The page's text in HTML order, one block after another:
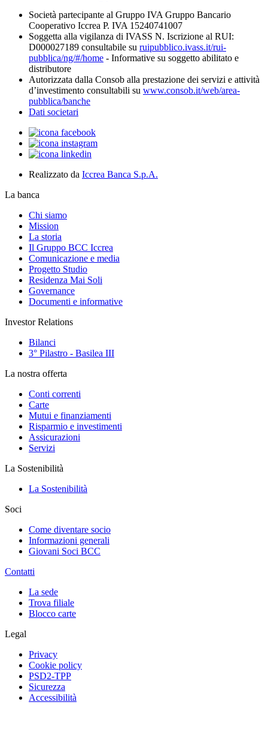
Società partecipante al Gruppo IVA Gruppo Bancario
Cooperativo Iccrea P. IVA 15240741007
Soggetta alla vigilanza di IVASS N. Iscrizione al RUI:
D000027189 consultabile su ruipubblico.ivass.it/rui-
pubblica/ng/#/home - Informative su soggetto abilitato e
distributore
Autorizzata dalla Consob alla prestazione dei servizi e attività
d’investimento consultabili su www.consob.it/web/area-
pubblica/banche
Dati societari
Realizzato da Iccrea Banca S.p.A.
La banca
Chi siamo
Mission
La storia
Il Gruppo BCC Iccrea
Comunicazione e media
Progetto Studio
Residenza Mai Soli
Governance
Documenti e informative
Investor Relations
Bilanci
3° Pilastro - Basilea III
La nostra offerta
Conti correnti
Carte
Mutui e finanziamenti
Risparmio e investimenti
Assicurazioni
Servizi
La Sostenibilità
La Sostenibilità
Soci
Come diventare socio
Informazioni generali
Giovani Soci BCC
Contatti
La sede
Trova filiale
Blocco carte
Legal
Privacy
Cookie policy
PSD2-TPP
Sicurezza
Accessibilità